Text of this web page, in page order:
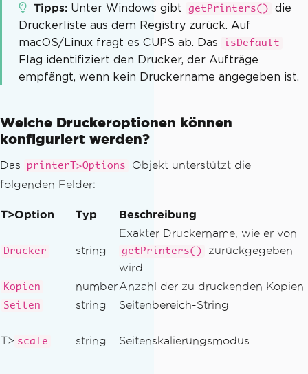
await printer.print(filePath, option
s);
  console
.log(`Printed ${options.copie
s} copies to "${options.printer}" `);
printWithT >Options( './pdfs/shipping-la
bel.pdf'). catch( console
Tipps Unter Windows gibt getPrinters()
die
Druckerliste aus dem Registry zurück. Auf
macOS/Linux fragt es CUPS ab. Das
isDefault
Flag identifiziert den Drucker, der Aufträge
empfängt, wenn kein Druckername angegeben ist.
Welche Druckeroptionen können
konfiguriert werden?
Das printerT>Options
Objekt unterstützt die
folgenden Felder:
T>Option Typ Beschreibung
Drucker string
Exakter Druckername, wie er von
getPrinters()
zurückgegeben
wird
Kopien numberAnzahl der zu druckenden Kopien
Seiten string Seitenbereich-String
T> scale string Seitenskalierungsmodus